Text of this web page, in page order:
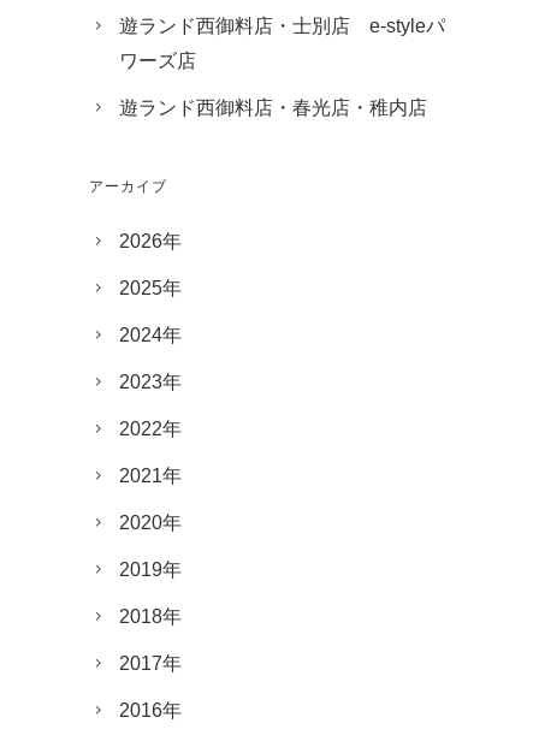
遊ランド西御料店・士別店 e-styleパ
ワーズ店
遊ランド西御料店・春光店・稚内店
アーカイブ
2026年
2025年
2024年
2023年
2022年
2021年
2020年
2019年
2018年
2017年
2016年